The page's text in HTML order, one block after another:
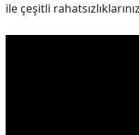
ile çeşitli